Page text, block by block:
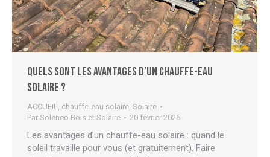
Quels sont les avantages d’un chauffe-eau
solaire ?
ACCUEIL chauffe-eau solaire Solaire
Par Soleneo Bois et Solaire 20 février 2026
Les avantages d’un chauffe-eau solaire : quand le
soleil travaille pour vous (et gratuitement). Faire